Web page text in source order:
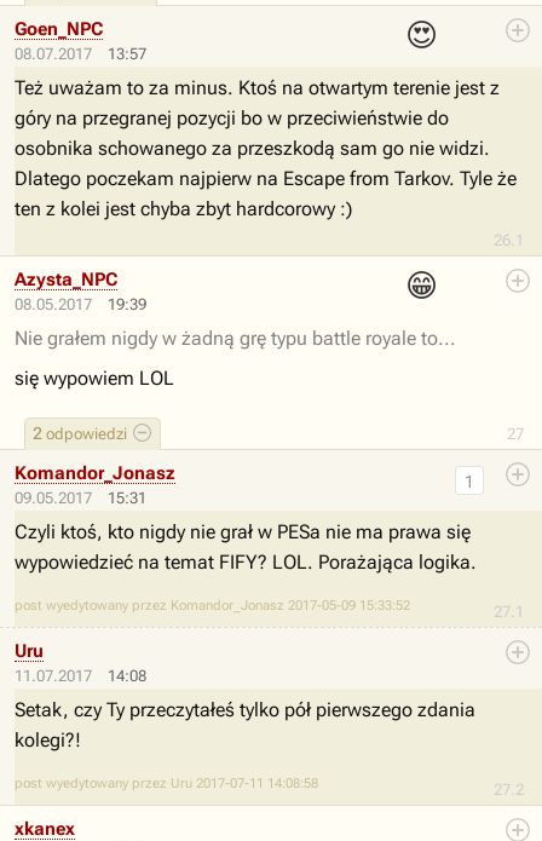
08.07.2017 13:57
😍
26.1
Goen_NPC
Też uważam to za minus. Ktoś na otwartym terenie jest z
góry na przegranej pozycji bo w przeciwieństwie do
osobnika schowanego za przeszkodą sam go nie widzi.
Dlatego poczekam najpierw na Escape from Tarkov. Tyle że
ten z kolei jest chyba zbyt hardcorowy :)
08.05.2017 19:39
😁
27
2 odpowiedzi
Azysta_NPC
Nie grałem nigdy w żadną grę typu battle royale to...
się wypowiem LOL
09.05.2017 15:31
27.1
1
Komandor_Jonasz
Czyli ktoś, kto nigdy nie grał w PESa nie ma prawa się
wypowiedzieć na temat FIFY? LOL. Porażająca logika.
post wyedytowany przez Komandor_Jonasz 2017-05-09 15:33:52
11.07.2017 14:08
27.2
Uru
Setak, czy Ty przeczytałeś tylko pół pierwszego zdania
kolegi?!
post wyedytowany przez Uru 2017-07-11 14:08:58
xkanex